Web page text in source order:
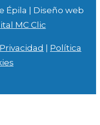
Épila | Diseño web
MC Clic
Política